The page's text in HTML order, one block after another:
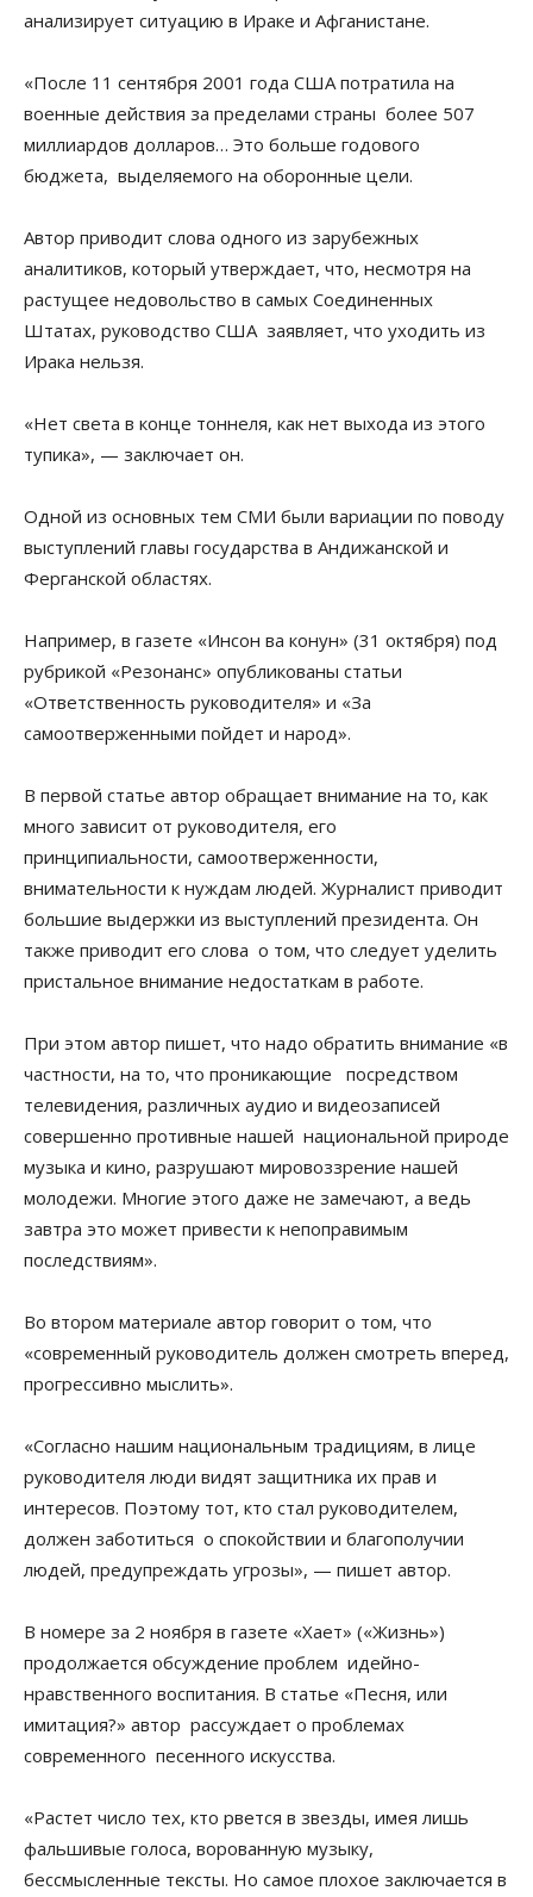
анализирует ситуацию в Ираке и Афганистане.
«После 11 сентября 2001 года США потратила на
военные действия за пределами страны более 507
миллиардов долларов… Это больше годового
бюджета, выделяемого на оборонные цели.
Автор приводит слова одного из зарубежных
аналитиков, который утверждает, что, несмотря на
растущее недовольство в самых Соединенных
Штатах, руководство США заявляет, что уходить из
Ирака нельзя.
«Нет света в конце тоннеля, как нет выхода из этого
тупика», — заключает он.
Одной из основных тем СМИ были вариации по поводу
выступлений главы государства в Андижанской и
Ферганской областях.
Например, в газете «Инсон ва конун» (31 октября) под
рубрикой «Резонанс» опубликованы статьи
«Ответственность руководителя» и «За
самоотверженными пойдет и народ».
В первой статье автор обращает внимание на то, как
много зависит от руководителя, его
принципиальности, самоотверженности,
внимательности к нуждам людей. Журналист приводит
большие выдержки из выступлений президента. Он
также приводит его слова о том, что следует уделить
пристальное внимание недостаткам в работе.
При этом автор пишет, что надо обратить внимание «в
частности, на то, что проникающие посредством
телевидения, различных аудио и видеозаписей
совершенно противные нашей национальной природе
музыка и кино, разрушают мировоззрение нашей
молодежи. Многие этого даже не замечают, а ведь
завтра это может привести к непоправимым
последствиям».
Во втором материале автор говорит о том, что
«современный руководитель должен смотреть вперед,
прогрессивно мыслить».
«Согласно нашим национальным традициям, в лице
руководителя люди видят защитника их прав и
интересов. Поэтому тот, кто стал руководителем,
должен заботиться о спокойствии и благополучии
людей, предупреждать угрозы», — пишет автор.
В номере за 2 ноября в газете «Хает» («Жизнь»)
продолжается обсуждение проблем идейно-
нравственного воспитания. В статье «Песня, или
имитация?» автор рассуждает о проблемах
современного песенного искусства.
«Растет число тех, кто рвется в звезды, имея лишь
фальшивые голоса, ворованную музыку,
бессмысленные тексты. Но самое плохое заключается в